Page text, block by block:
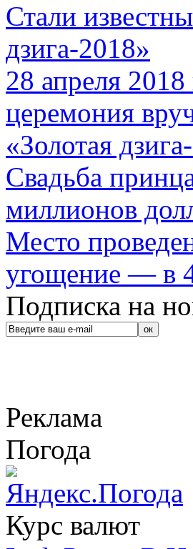
Стали
дзига-2018»
28 апреля 2018
церемония
«Золотая
Свадьба
миллионов
Место
угощение — в
Подписка на
Реклама
Погода
Курс валют